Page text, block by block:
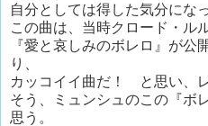
自分としては得した気分にな
この曲は、当時クロード・ル
『愛と哀しみのボレロ』が公
り、
カッコイイ曲だ！ と思い、
そう、ミュンシュのこの『ボ
思う。